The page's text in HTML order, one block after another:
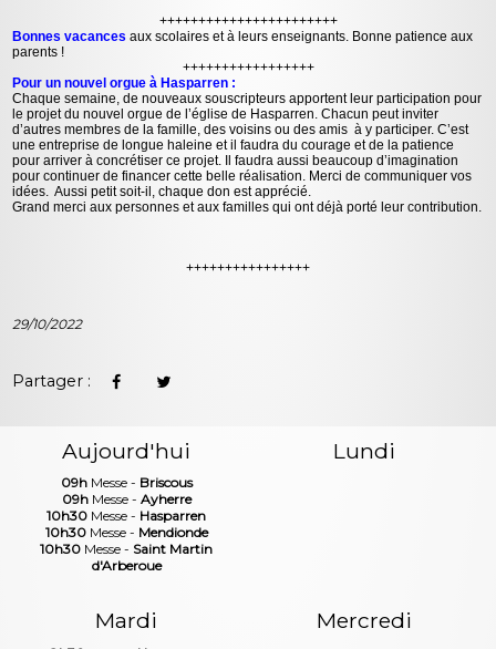
+++++++++++++++++++++++
Bonnes vacances aux scolaires et à leurs enseignants. Bonne patience aux
parents !
+++++++++++++++++
Pour un nouvel orgue à Hasparren :
Chaque semaine, de nouveaux souscripteurs apportent leur participation pour
le projet du nouvel orgue de l’église de Hasparren. Chacun peut inviter
d’autres membres de la famille, des voisins ou des amis à y participer. C’est
une entreprise de longue haleine et il faudra du courage et de la patience
pour arriver à concrétiser ce projet. Il faudra aussi beaucoup d’imagination
pour continuer de financer cette belle réalisation. Merci de communiquer vos
idées. Aussi petit soit-il, chaque don est apprécié.
Grand merci aux personnes et aux familles qui ont déjà porté leur contribution.
++++++++++++++++
29/10/2022
Partager :
Aujourd'hui
09hMesse - Briscous
09hMesse - Ayherre
10h30 Messe - Hasparren
10h30Messe - Mendionde
10h30 Messe - Saint Martin
d'Arberoue
Lundi
Mardi Mercredi